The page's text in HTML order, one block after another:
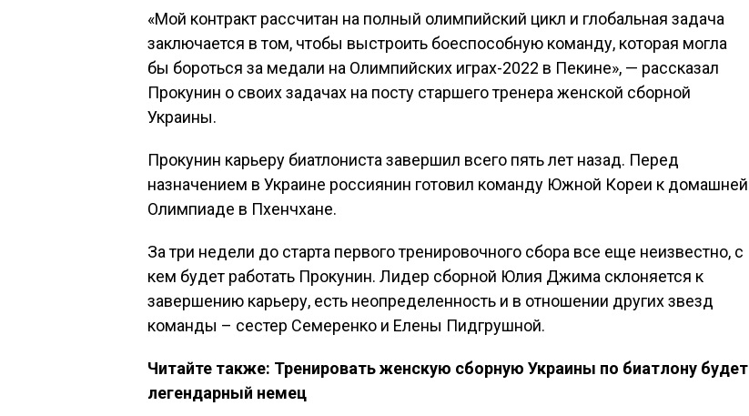
«Мой контракт рассчитан на полный олимпийский цикл и глобальная задача
заключается в том, чтобы выстроить боеспособную команду, которая могла
бы бороться за медали на Олимпийских играх-2022 в Пекине», — рассказал
Прокунин о своих задачах на посту старшего тренера женской сборной
Украины.
Прокунин карьеру биатлониста завершил всего пять лет назад. Перед
назначением в Украине россиянин готовил команду Южной Кореи к домашней
Олимпиаде в Пхенчхане.
За три недели до старта первого тренировочного сбора все еще неизвестно, с
кем будет работать Прокунин. Лидер сборной Юлия Джима склоняется к
завершению карьеру, есть неопределенность и в отношении других звезд
команды – сестер Семеренко и Елены Пидгрушной.
Читайте также: Тренировать женскую сборную Украины по биатлону будет
легендарный немец